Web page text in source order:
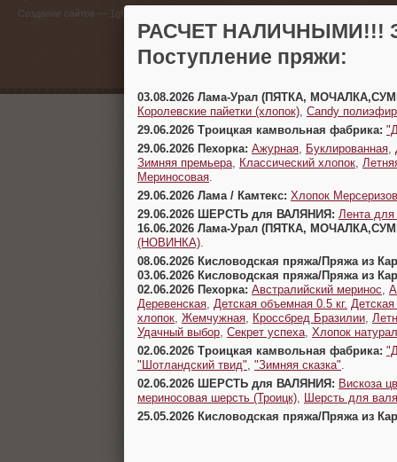
Создание сайтов — 1gt.ru (383)
г.
РАСЧЕТ НАЛИЧНЫМИ!!!
Поступление пряжи:
03.08.2026 Лама-Урал (ПЯТКА,
Королевские пайетки (хлопок) Candy
29.06.2026 Троицкая камвольная фабрика:
29.06.2026 Пехорка: Ажурная Буклированная
Зимняя премьера
Классический хлопок
Мериносовая
29.06.2026 Лама / Камтекс: Хлопок
29.06.2026 ШЕРСТЬ для ВАЛЯНИЯ: Лента для
16.06.2026 Лама-Урал (ПЯТКА,
(НОВИНКА)
08.06.2026 Кисловодская пряжа/Пряжа из
03.06.2026 Кисловодская пряжа/Пряжа из
02.06.2026 Пехорка: Австралийский меринос
Деревенская Детская объемная 0.5 кг.
хлопок Жемчужная Кроссбред Бразилии
Удачный выбор Секрет успеха Хлопок
02.06.2026 Троицкая камвольная фабрика:
"Шотландский твид" "Зимняя сказка"
02.06.2026 ШЕРСТЬ для ВАЛЯНИЯ: Вискоза
мериносовая шерсть (Троицк)
Шерсть для
25.05.2026 Кисловодская пряжа/Пряжа из